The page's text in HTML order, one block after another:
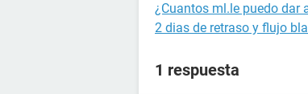
¿Cuantos ml.le puedo dar
2 dias de retraso y flujo
1 respuesta